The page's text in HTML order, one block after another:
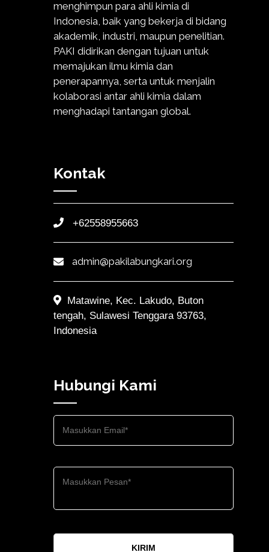
menghimpun para ahli kimia di
Indonesia, baik yang bekerja di bidang
akademik, industri, maupun penelitian.
PAKI didirikan dengan tujuan untuk
memajukan ilmu kimia dan
penerapannya, serta untuk menjalin
kolaborasi antar ahli kimia dalam
menghadapi tantangan global.
Kontak
+62558955663
admin@pakilabungkari.org
Matawine, Kec. Lakudo, Buton
tengah, Sulawesi Tenggara 93763,
Indonesia
Hubungi Kami
KIRIM